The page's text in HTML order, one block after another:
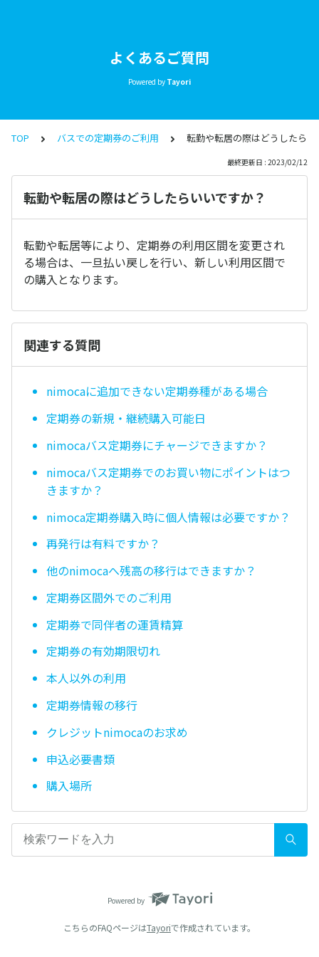
よくあるご質問
Powered by Tayori
TOP バスでの定期券のご利用 転勤や転居の際はどうしたら
最終更新日 : 2023/02/12
転勤や転居の際はどうしたらいいですか？
転勤や転居等により、定期券の利用区間を変更され
る場合は、一旦払い戻しを行い、新しい利用区間で
の購入となります。
関連する質問
nimocaに追加できない定期券種がある場合
定期券の新規・継続購入可能日
nimocaバス定期券にチャージできますか？
nimocaバス定期券でのお買い物にポイントはつ
きますか？
nimoca定期券購入時に個人情報は必要ですか？
再発行は有料ですか？
他のnimocaへ残高の移行はできますか？
定期券区間外でのご利用
定期券で同伴者の運賃精算
定期券の有効期限切れ
本人以外の利用
定期券情報の移行
クレジットnimocaのお求め
申込必要書類
購入場所
Powered by
こちらのFAQページはTayoriで作成されています。